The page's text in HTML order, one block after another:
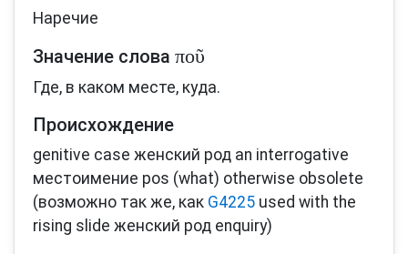
Наречие
Значение слова ποῦ
Где, в каком месте, куда.
Происхождение
genitive case женский род an interrogative
местоимение pos (what) otherwise obsolete
(возможно так же, как G4225 used with the
rising slide женский род enquiry)